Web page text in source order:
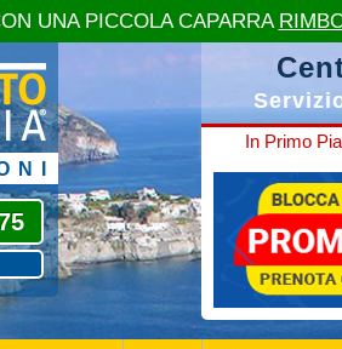
In Primo
UNA PICCOLA CAPARRA